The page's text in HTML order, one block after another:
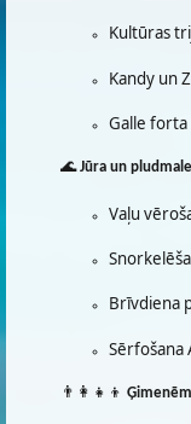
Kultūras
Kandy un
Galle forta
🌊Jūra un
Vaļu
Brīvdiena
Sērfošana
👨‍👩‍👧‍👦